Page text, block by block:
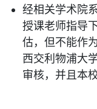
经相关学术院
授课老师指导
估，但不能作
西交利物浦大
审核，并且本